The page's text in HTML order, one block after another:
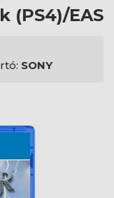
(PS4)/EAS
SONY